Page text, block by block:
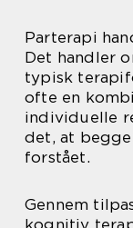
Parterapi
Det handler
typisk
ofte en
individuelle
det, at
forstået.
Gennem
kognitiv